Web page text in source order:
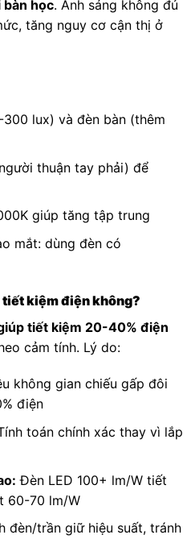
bàn học. Ánh sáng không đủ
tăng nguy cơ cận thị ở
lux) và đèn bàn (thêm
thuận tay phải) để
giúp tăng tập trung
mắt: dùng đèn có
kiệm điện không?
tiết kiệm 20-40% điện
cảm tính. Lý do:
không gian chiếu gấp đôi
điện
toán chính xác thay vì lắp
Đèn LED 100+ lm/W tiết
60-70 lm/W
đèn/trần giữ hiệu suất, tránh